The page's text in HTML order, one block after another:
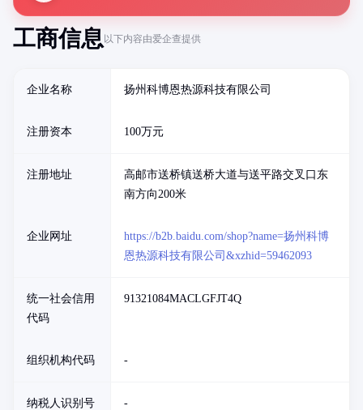
工商信息以下内容由爱企查提供
企业名称 扬州科博恩热源科技有限公司
注册资本 100万元
注册地址
高邮市送桥镇送桥大道与送平路交叉口东
南方向200米
企业网址
https://b2b.baidu.com/shop?name=扬州科博
恩热源科技有限公司&xzhid=59462093
统一社会信用
代码
91321084MACLGFJT4Q
组织机构代码 -
纳税人识别号 -